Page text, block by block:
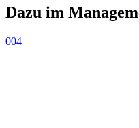
Dazu im
004